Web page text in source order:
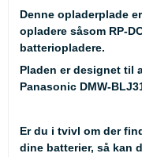
Denne opladerplade
opladere såsom RP-
batteriopladere.
Pladen er designet til
Panasonic DMW-
Er du i tvivl om der
dine batterier, så kan